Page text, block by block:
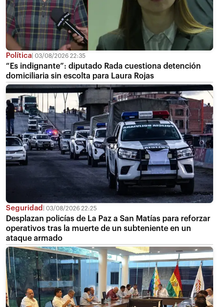
Política 03/08/2026 22:35
“Es indignante”: diputado Rada cuestiona detención
domiciliaria sin escolta para Laura Rojas
Seguridad 03/08/2026 22:25
Desplazan policías de La Paz a San Matías para reforzar
operativos tras la muerte de un subteniente en un
ataque armado